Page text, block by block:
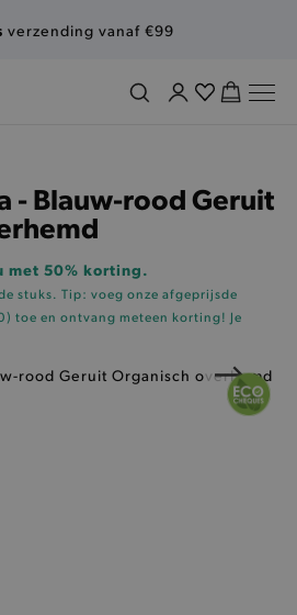
verzending vanaf €99
- Blauw-rood Geruit
met 50% korting.
stuks. Tip: voeg onze afgeprijsde
toe en ontvang meteen korting! Je